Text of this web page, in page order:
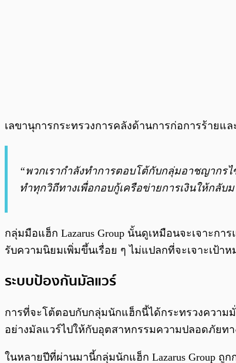
เลขานุการกระทรวงการคลังด้านการก่อการร้ายแล
“พวกเรากำลังทำการตอบโต้กับกลุ่มอาชญากร
ทำทุกวิถีทางเพื่อกอบกู้เครือข่ายการเงินให้กลับ
กลุ่มมือแฮ็ก Lazarus Group นั้นดูเหมือนจะเจาะก
รับความนิยมเพิ่มขึ้นเรื่อย ๆ ไม่แปลกที่จะเจาะเป้า
ระบบป้องกันมัลแวร์
การที่จะโต้ตอบกับกลุ่มนักแฮ็กนี้ได้กระทรวงความมั่
อย่างมัลแวร์ไปให้กับอุตสาหกรรมความปลอดภัยท
ในหลายปีที่ผ่านมานี้กลุ่มนักแฮ็ก Lazarus Group ถู